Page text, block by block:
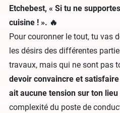
Etchebest, « Si tu ne
cuisine ! ». 🔥
Pour couronner le tout, tu vas
les désirs des différentes
travaux, mais qui ne sont pas
devoir convaincre et satisfaire
ait aucune tension sur ton lieu
complexité du poste de